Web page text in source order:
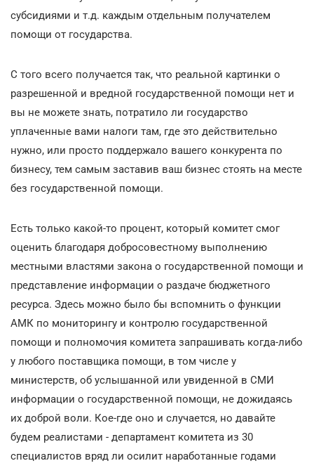
субсидиями и т.д. каждым отдельным получателем
помощи от государства.
С того всего получается так, что реальной картинки о
разрешенной и вредной государственной помощи нет и
вы не можете знать, потратило ли государство
уплаченные вами налоги там, где это действительно
нужно, или просто поддержало вашего конкурента по
бизнесу, тем самым заставив ваш бизнес стоять на месте
без государственной помощи.
Есть только какой-то процент, который комитет смог
оценить благодаря добросовестному выполнению
местными властями закона о государственной помощи и
представление информации о раздаче бюджетного
ресурса. Здесь можно было бы вспомнить о функции
АМК по мониторингу и контролю государственной
помощи и полномочия комитета запрашивать когда-либо
у любого поставщика помощи, в том числе у
министерств, об услышанной или увиденной в СМИ
информации о государственной помощи, не дожидаясь
их доброй воли. Кое-где оно и случается, но давайте
будем реалистами - департамент комитета из 30
специалистов вряд ли осилит наработанные годами